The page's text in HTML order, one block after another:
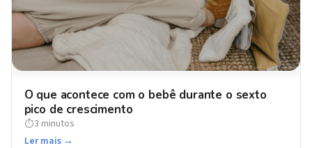
O que acontece com o bebê durante o sexto
pico de crescimento
⏱3 minutos
Ler mais →